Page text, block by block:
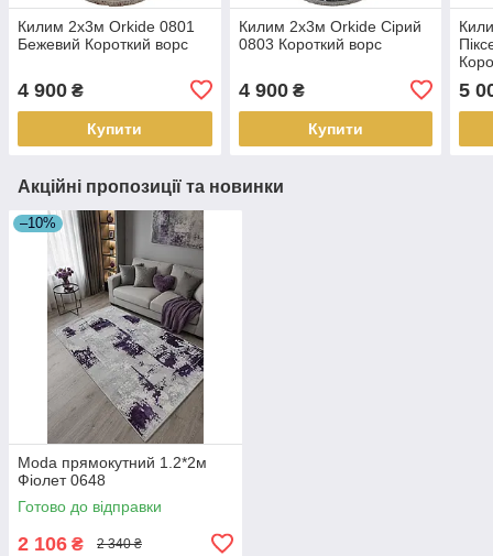
Килим 2x3м Orkide 0801
Бежевий Короткий ворс
4 900 ₴
Купити
Килим 2x3м Orkide Сірий
0803 Короткий ворс
4 900₴
Купити
5
Акційні пропозиції та новинки
–10%
Moda прямокутний 1.2*2м
Фіолет 0648
Готово до відправки
2 106 ₴ 2 340 ₴